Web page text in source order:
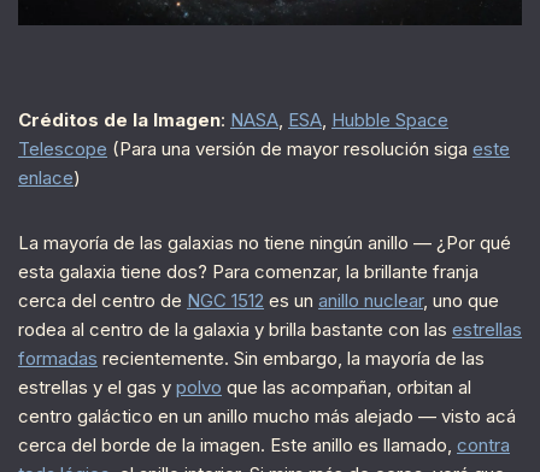
Créditos de la Imagen: NASA, ESA, Hubble Space
Telescope (Para una versión de mayor resolución siga este
enlace)
La mayoría de las galaxias no tiene ningún anillo — ¿Por qué
esta galaxia tiene dos? Para comenzar, la brillante franja
cerca del centro de NGC 1512 es un anillo nuclear, uno que
rodea al centro de la galaxia y brilla bastante con las estrellas
formadas recientemente. Sin embargo, la mayoría de las
estrellas y el gas y polvo que las acompañan, orbitan al
centro galáctico en un anillo mucho más alejado — visto acá
cerca del borde de la imagen. Este anillo es llamado, contra